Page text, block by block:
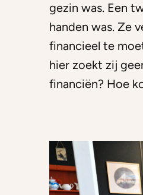
gezin was. Een
handen was. Ze
financieel te
hier zoekt zij
financiën? Hoe